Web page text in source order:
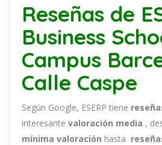
Reseñas de
Business
Campus
Calle Caspe
Según Google, ESERP tiene
interesante valoración media ,
mínima valoración hasta